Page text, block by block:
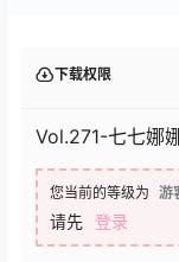
下载权限
Vol.271-七七娜
您当前的等级为 游
请先 登录